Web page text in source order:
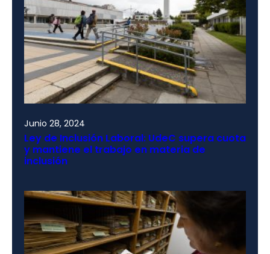
Junio 28, 2024
Ley de Inclusión Laboral: UdeC supera cuota
y mantiene el trabajo en materia de
inclusión